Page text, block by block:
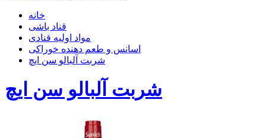
خانه
قناد باشی
مواد اولیه قنادی
اسانس و طعم دهنده خوراکی
شربت آلبالو سن ایچ
شربت آلبالو سن ایچ